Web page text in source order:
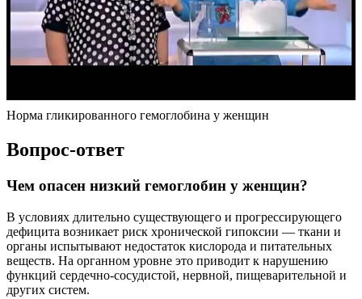
Норма гликированного гемоглобина у женщин
Вопрос-ответ
Чем опасен низкий гемоглобин у женщин?
В условиях длительно существующего и прогрессирующего
дефицита возникает риск хронической гипоксии — ткани и
органы испытывают недостаток кислорода и питательных
веществ. На органном уровне это приводит к нарушению
функций сердечно-сосудистой, нервной, пищеварительной и
других систем.